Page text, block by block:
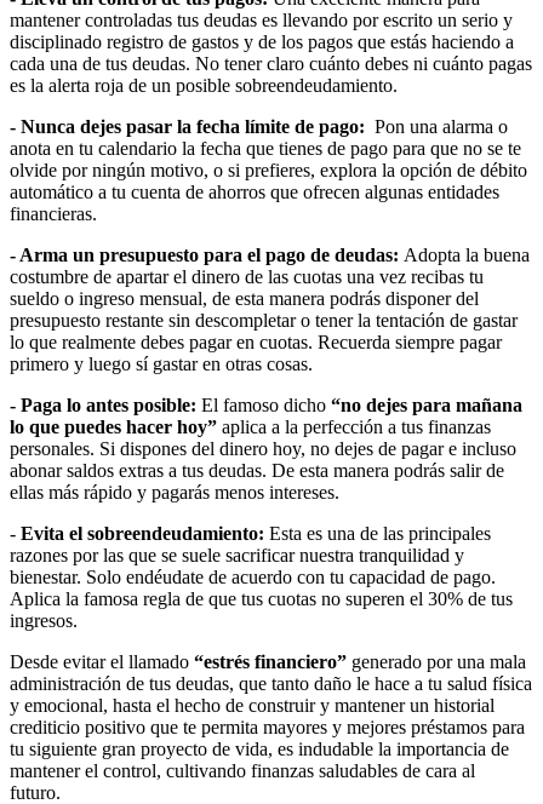
mantener controladas tus deudas es llevando por escrito un serio y
disciplinado registro de gastos y de los pagos que estás haciendo a
cada una de tus deudas. No tener claro cuánto debes ni cuánto pagas
es la alerta roja de un posible sobreendeudamiento.
- Nunca dejes pasar la fecha límite de pago: Pon una alarma o
anota en tu calendario la fecha que tienes de pago para que no se te
olvide por ningún motivo, o si prefieres, explora la opción de débito
automático a tu cuenta de ahorros que ofrecen algunas entidades
financieras.
- Arma un presupuesto para el pago de deudas: Adopta la buena
costumbre de apartar el dinero de las cuotas una vez recibas tu
sueldo o ingreso mensual, de esta manera podrás disponer del
presupuesto restante sin descompletar o tener la tentación de gastar
lo que realmente debes pagar en cuotas. Recuerda siempre pagar
primero y luego sí gastar en otras cosas.
- Paga lo antes posible: El famoso dicho “no dejes para mañana
lo que puedes hacer hoy” aplica a la perfección a tus finanzas
personales. Si dispones del dinero hoy, no dejes de pagar e incluso
abonar saldos extras a tus deudas. De esta manera podrás salir de
ellas más rápido y pagarás menos intereses.
- Evita el sobreendeudamiento: Esta es una de las principales
razones por las que se suele sacrificar nuestra tranquilidad y
bienestar. Solo endéudate de acuerdo con tu capacidad de pago.
Aplica la famosa regla de que tus cuotas no superen el 30% de tus
ingresos.
Desde evitar el llamado “estrés financiero” generado por una mala
administración de tus deudas, que tanto daño le hace a tu salud física
y emocional, hasta el hecho de construir y mantener un historial
crediticio positivo que te permita mayores y mejores préstamos para
tu siguiente gran proyecto de vida, es indudable la importancia de
mantener el control, cultivando finanzas saludables de cara al
futuro.